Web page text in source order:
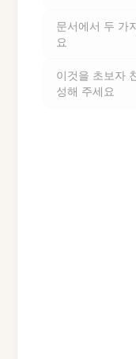
문서에서 두 가
요
이것을 초보자
성해 주세요